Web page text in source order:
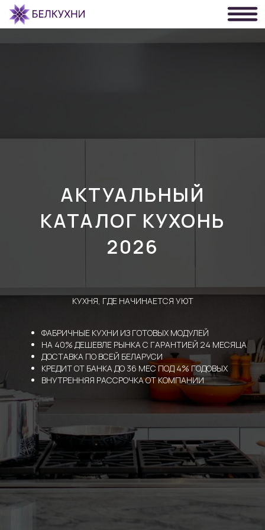
АКТУАЛЬНЫЙ
КАТАЛОГ КУХОНЬ
2026
КУХНЯ, ГДЕ НАЧИНАЕТСЯ УЮТ
ФАБРИЧНЫЕ КУХНИ ИЗ ГОТОВЫХ МОДУЛЕЙ
НА 40% ДЕШЕВЛЕ РЫНКА С ГАРАНТИЕЙ 24 МЕСЯЦА
ДОСТАВКА ПО ВСЕЙ БЕЛАРУСИ
КРЕДИТ ОТ БАНКА ДО 36 МЕС ПОД 4% ГОДОВЫХ
ВНУТРЕННЯЯ РАССРОЧКА ОТ КОМПАНИИ